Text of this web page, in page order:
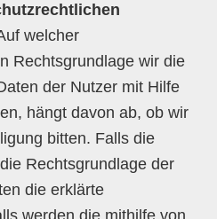
welcher
Rechtsgrundlage wir die
der Nutzer mit Hilfe
hängt davon ab, ob wir
bitten. Falls die
Rechtsgrundlage der
die erklärte
werden die mithilfe von